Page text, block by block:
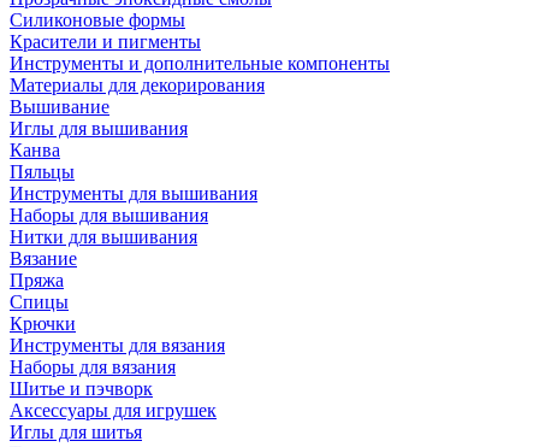
Силиконовые формы
Красители и пигменты
Инструменты и дополнительные компоненты
Материалы для декорирования
Вышивание
Иглы для вышивания
Канва
Пяльцы
Инструменты для вышивания
Наборы для вышивания
Нитки для вышивания
Вязание
Пряжа
Спицы
Крючки
Инструменты для вязания
Наборы для вязания
Шитье и пэчворк
Аксессуары для игрушек
Иглы для шитья